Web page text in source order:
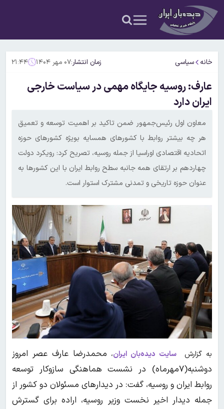
خانه سیاسی زمان انتشار:۰۷ مهر ۱۴۰۴ ۲۱:۴۴
عارف: روسیه جایگاه مهمی در سیاست خارجی
ایران دارد
معاون اول رئیس‌جمهور ضمن تاکید بر اهمیت توسعه و تعمیق
هر چه بیشتر روابط با کشورهای همسایه بویژه کشورهای حوزه
اتحادیه اقتصادی اوراسیا از جمله روسیه، تصریح کرد: رویکرد دولت
چهاردهم بر ارتقای همه جانبه سطح روابط ایران با این کشورها به
عنوان حوزه تاریخی و تمدنی مشترک استوار است.
به گزارش سایت دیده‌بان ایران، محمدرضا عارف عصر امروز
دوشنبه(۷مهرماه) در نشست هماهنگی سازوکار توسعه
روابط ایران و روسیه، گفت: در دیدارهای مسئولان دو کشور از
جمله دیدار اخیر نخست وزیر روسیه، اراده برای گسترش